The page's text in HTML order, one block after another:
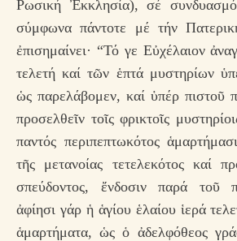
Ρωσική Ἐκκλησία), σέ
σύμφωνα πάντοτε μέ τήν
ἐπισημαίνει· “Τό γε Εὐχέλαιον
τελετή καί τῶν ἑπτά μυστηρίων
ὡς παρελάβομεν, καί ὑπέρ πιστοῦ
προσελθεῖν τοῖς φρικτοῖς
παντός περιπεπτωκότος
τῆς μετανοίας τετελεκότος καί
σπεύδοντος, ἔνδοσιν παρά τοῦ
ἀφίησι γάρ ἡ ἁγίου ἑλαίου ἱερά
ἁμαρτήματα, ὡς ὁ ἀδελφόθεος